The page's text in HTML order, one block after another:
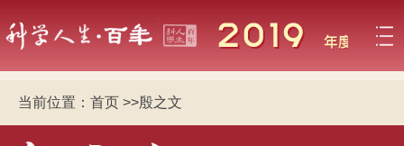
当前位置： 首页 >>殷之文